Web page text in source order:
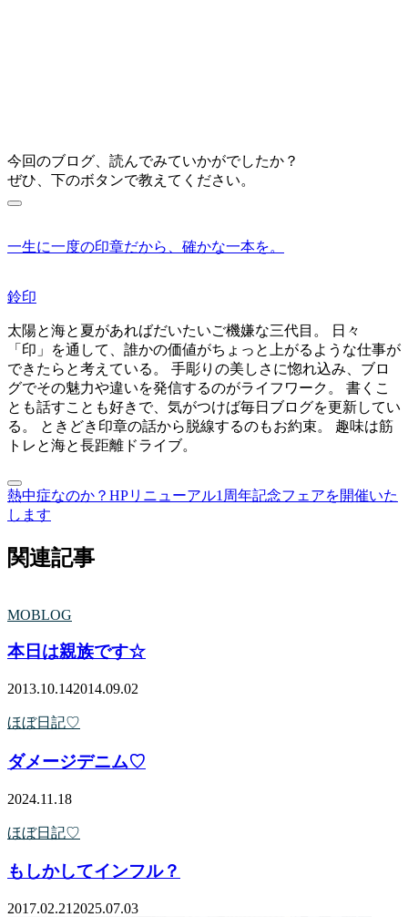
今回のブログ、読んでみていかがでしたか？
ぜひ、下のボタンで教えてください。
一生に一度の印章だから、確かな一本を。
鈴印
太陽と海と夏があればだいたいご機嫌な三代目。 日々
「印」を通して、誰かの価値がちょっと上がるような仕事が
できたらと考えている。 手彫りの美しさに惚れ込み、ブロ
グでその魅力や違いを発信するのがライフワーク。 書くこ
とも話すことも好きで、気がつけば毎日ブログを更新してい
る。 ときどき印章の話から脱線するのもお約束。 趣味は筋
トレと海と長距離ドライブ。
熱中症なのか？ HPリニューアル1周年記念フェアを開催いた
します
関連記事
MOBLOG
本日は親族です☆
2013.10.142014.09.02
ほぼ日記♡
ダメージデニム♡
2024.11.18
ほぼ日記♡
もしかしてインフル？
2017.02.21 2025.07.03